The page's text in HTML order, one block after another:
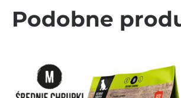
Podobne